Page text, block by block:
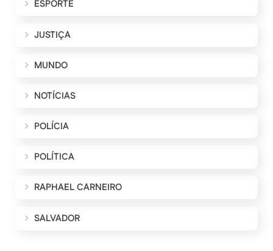
ESPORTE
JUSTIÇA
MUNDO
NOTÍCIAS
POLÍCIA
POLÍTICA
RAPHAEL CARNEIRO
SALVADOR